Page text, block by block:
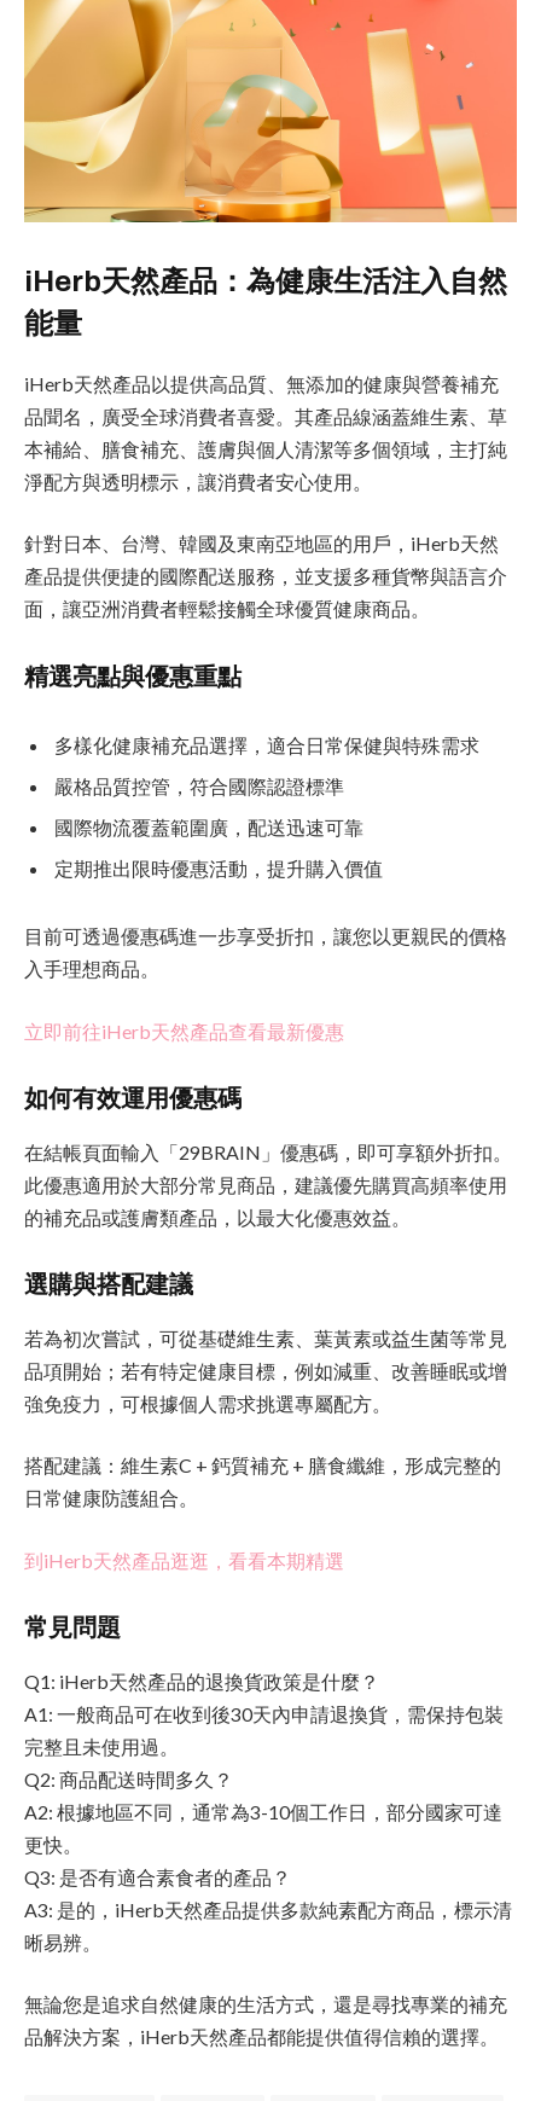
iHerb天然產品：為健康生活注入自然
能量
iHerb天然產品以提供高品質、無添加的健康與營養補充
品聞名，廣受全球消費者喜愛。其產品線涵蓋維生素、草
本補給、膳食補充、護膚與個人清潔等多個領域，主打純
淨配方與透明標示，讓消費者安心使用。
針對日本、台灣、韓國及東南亞地區的用戶，iHerb天然
產品提供便捷的國際配送服務，並支援多種貨幣與語言介
面，讓亞洲消費者輕鬆接觸全球優質健康商品。
精選亮點與優惠重點
多樣化健康補充品選擇，適合日常保健與特殊需求
嚴格品質控管，符合國際認證標準
國際物流覆蓋範圍廣，配送迅速可靠
定期推出限時優惠活動，提升購入價值
目前可透過優惠碼進一步享受折扣，讓您以更親民的價格
入手理想商品。
立即前往iHerb天然產品查看最新優惠
如何有效運用優惠碼
在結帳頁面輸入「29BRAIN」優惠碼，即可享額外折扣。
此優惠適用於大部分常見商品，建議優先購買高頻率使用
的補充品或護膚類產品，以最大化優惠效益。
選購與搭配建議
若為初次嘗試，可從基礎維生素、葉黃素或益生菌等常見
品項開始；若有特定健康目標，例如減重、改善睡眠或增
強免疫力，可根據個人需求挑選專屬配方。
搭配建議：維生素C + 鈣質補充 + 膳食纖維，形成完整的
日常健康防護組合。
到iHerb天然產品逛逛，看看本期精選
常見問題
Q1: iHerb天然產品的退換貨政策是什麼？
A1: 一般商品可在收到後30天內申請退換貨，需保持包裝
完整且未使用過。
Q2: 商品配送時間多久？
A2: 根據地區不同，通常為3-10個工作日，部分國家可達
更快。
Q3: 是否有適合素食者的產品？
A3: 是的，iHerb天然產品提供多款純素配方商品，標示清
晰易辨。
無論您是追求自然健康的生活方式，還是尋找專業的補充
品解決方案，iHerb天然產品都能提供值得信賴的選擇。